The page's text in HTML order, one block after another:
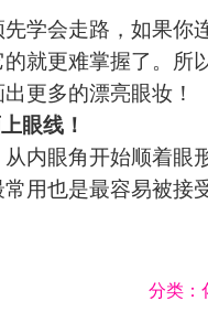
会走路，如果你
就更难掌握了。所
更多的漂亮眼妆！
眼线！
眼角开始顺着眼
用也是最容易被接
分类：